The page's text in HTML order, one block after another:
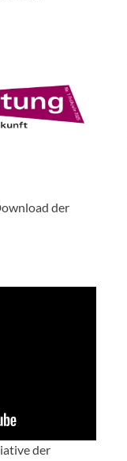
der
der